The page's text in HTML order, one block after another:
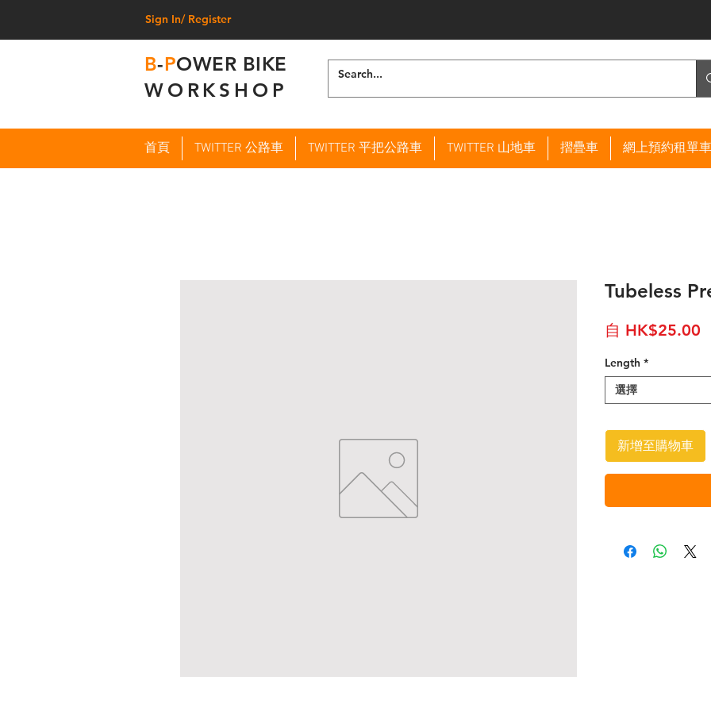
Sign In/ Register
B-POWER BIKE
WORKSHOP
首頁 TWITTER 公路車 TWITTER 平把公路車 TWITTER 山地車 摺疊車 網上預約租單車
Tubeless
自 HK$25.00
Length *
選擇
新增至購物車